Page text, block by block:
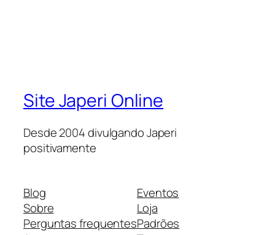
Site Japeri Online
Desde 2004 divulgando Japeri
positivamente
Blog
Sobre
Perguntas frequentes
Eventos
Loja
Padrões